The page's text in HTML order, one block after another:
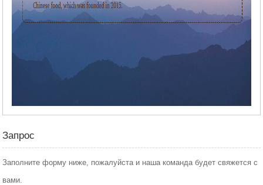
Запрос
Заполните форму ниже, пожалуйста и наша команда будет свяжется с
вами.